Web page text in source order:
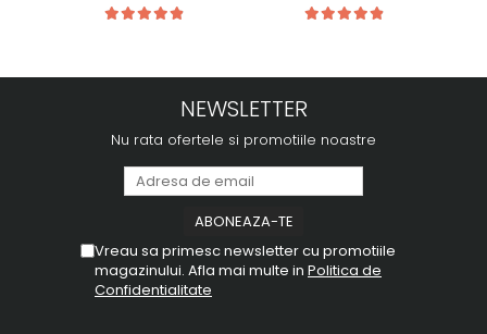
NEWSLETTER
Nu rata ofertele si promotiile noastre
Vreau sa primesc newsletter cu promotiile
magazinului. Afla mai multe in Politica de
Confidentialitate